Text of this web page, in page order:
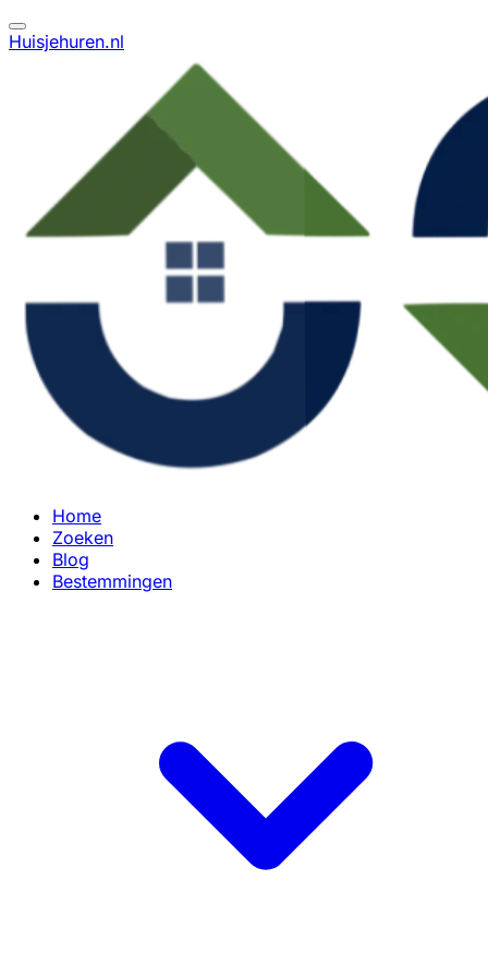
Huisjehuren.nl
Home
Zoeken
Blog
Bestemmingen